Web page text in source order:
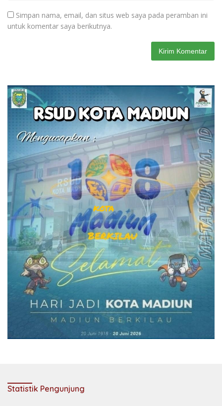
Simpan nama, email, dan situs web saya pada peramban ini
untuk komentar saya berikutnya.
Statistik Pengunjung